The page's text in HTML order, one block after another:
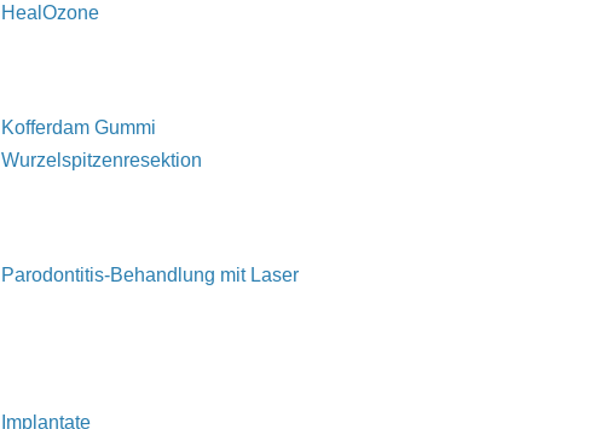
HealOzone
Kofferdam Gummi
Wurzelspitzenresektion
Parodontitis-Behandlung mit Laser
Implantate